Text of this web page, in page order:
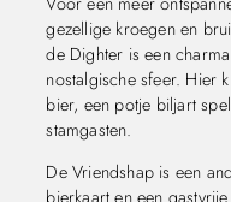
gezellige kroegen en
de Dighter is een
nostalgische sfeer. Hier
bier, een potje biljart
stamgasten.
De Vriendshap is een